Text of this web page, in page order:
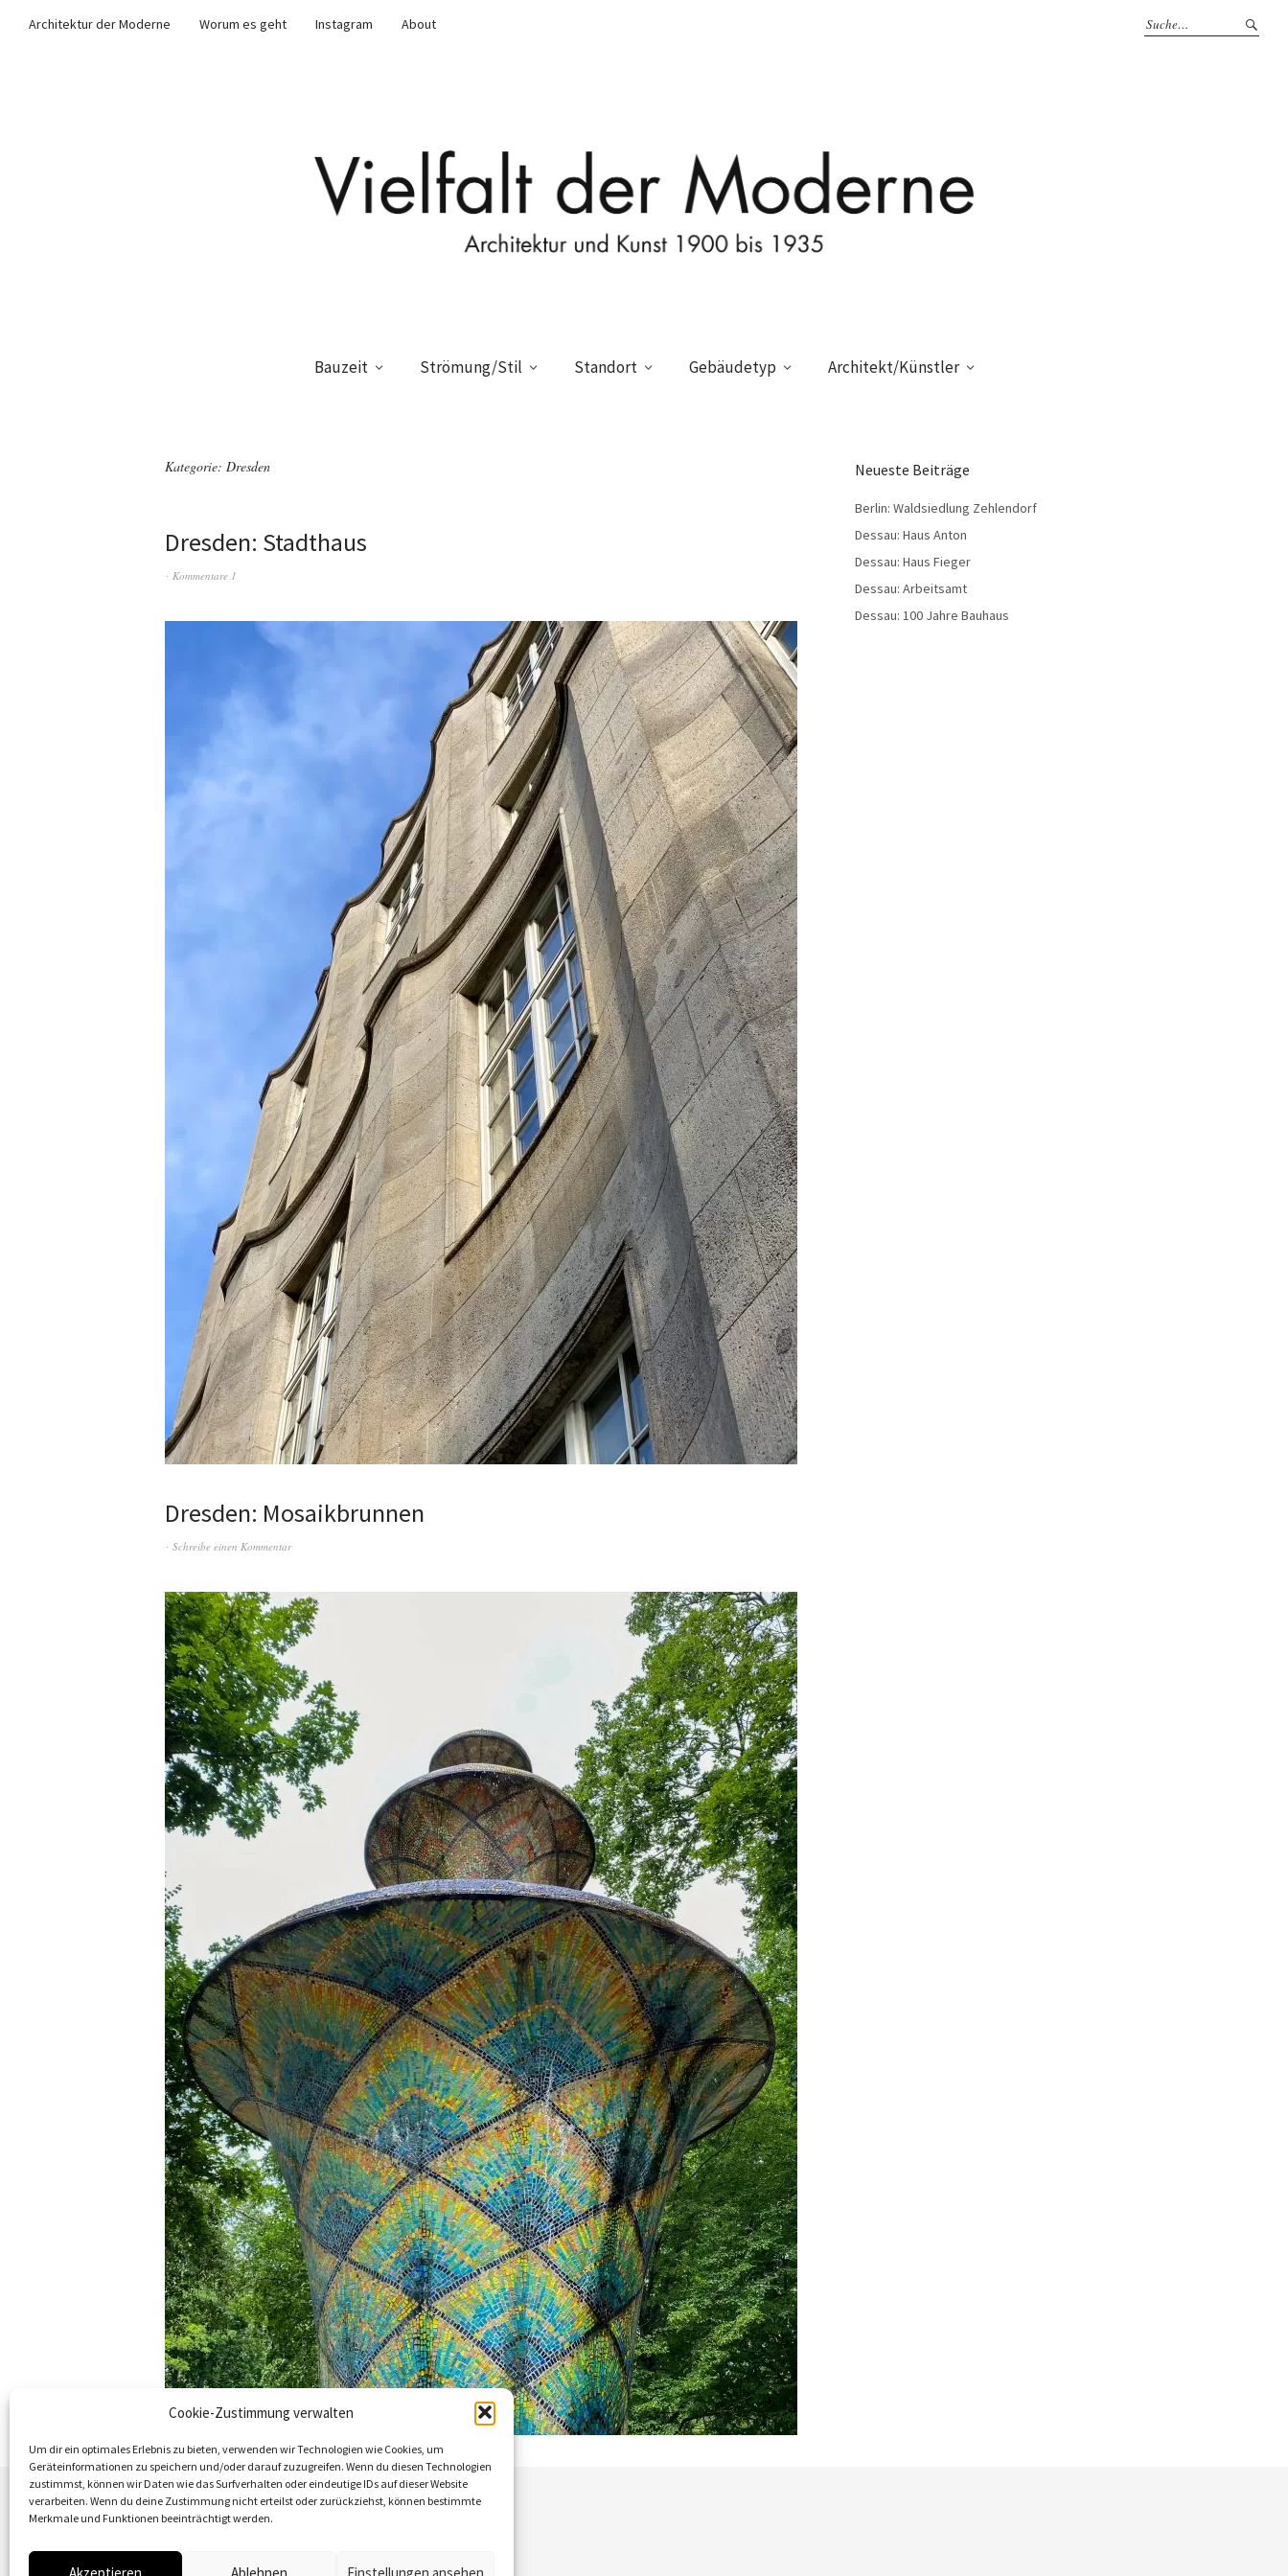
Cookie-Zustimmung verwalten
Um dir ein optimales Erlebnis zu bieten, verwenden wir Technologien wie Cookies, um
Geräteinformationen zu speichern und/oder darauf zuzugreifen. Wenn du diesen Technologien
zustimmst, können wir Daten wie das Surfverhalten oder eindeutige IDs auf dieser Website
verarbeiten. Wenn du deine Zustimmung nicht erteilst oder zurückziehst, können bestimmte
Merkmale und Funktionen beeinträchtigt werden.
Akzeptieren Ablehnen Einstellungen ansehen
Architektur der Moderne Worum es geht Instagram About
Bauzeit Strömung/Stil Standort Gebäudetyp Architekt/Künstler
Kategorie: Dresden
Dresden: Stadthaus
Kommentare 1
Dresden: Mosaikbrunnen
Schreibe einen Kommentar
Neueste Beiträge
Berlin: Waldsiedlung Zehlendorf
Dessau: Haus Anton
Dessau: Haus Fieger
Dessau: Arbeitsamt
Dessau: 100 Jahre Bauhaus